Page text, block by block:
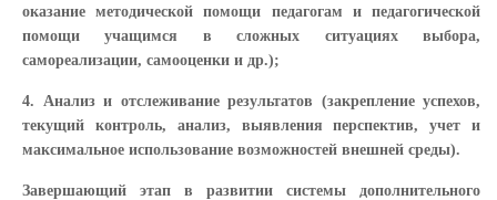
оказание методической помощи педагогам и педагогической
помощи учащимся в сложных ситуациях выбора,
самореализации, самооценки и др.);
4. Анализ и отслеживание результатов (закрепление успехов,
текущий контроль, анализ, выявления перспектив, учет и
максимальное использование возможностей внешней среды).
Завершающий этап в развитии системы дополнительного